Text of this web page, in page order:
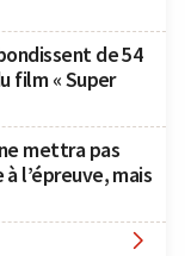
de 54
film « Super
mettra pas
l’épreuve, mais
